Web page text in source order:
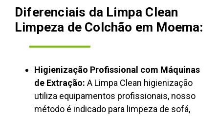
Diferenciais da Limpa Clean
Limpeza de Colchão em Moema:
Higienização Profissional com Máquinas
de Extração: A Limpa Clean higienização
utiliza equipamentos profissionais, nosso
método é indicado para limpeza de sofá,